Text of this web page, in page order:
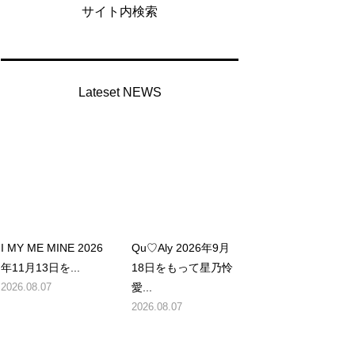
サイト内検索
Lateset NEWS
I MY ME MINE 2026
年11月13日を...
2026.08.07
Qu♡Aly 2026年9月
18日をもって星乃怜
愛...
2026.08.07